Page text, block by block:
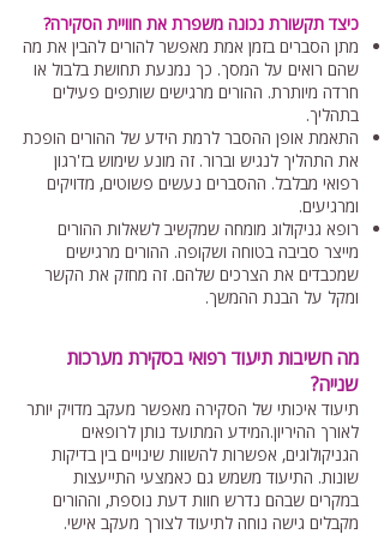
כיצד תקשורת נכונה משפרת את חוויית הסקירה?
מתן הסברים בזמן אמת מאפשר להורים להבין את מה
שהם רואים על המסך. כך נמנעת תחושת בלבול או
חרדה מיותרת. ההורים מרגישים שותפים פעילים
בתהליך.
התאמת אופן ההסבר לרמת הידע של ההורים הופכת
את התהליך לנגיש וברור. זה מונע שימוש בז'רגון
רפואי מבלבל. ההסברים נעשים פשוטים, מדויקים
ומרגיעים.
רופא גניקולוג מומחה שמקשיב לשאלות ההורים
מייצר סביבה בטוחה ושקופה. ההורים מרגישים
שמכבדים את הצרכים שלהם. זה מחזק את הקשר
ומקל על הבנת ההמשך.
מה חשיבות תיעוד רפואי בסקירת מערכות
שנייה?
תיעוד איכותי של הסקירה מאפשר מעקב מדויק יותר
לאורך ההיריון.המידע המתועד נותן לרופאים
הגניקולוגים, אפשרות להשוות שינויים בין בדיקות
שונות. התיעוד משמש גם כאמצעי התייעצות
במקרים שבהם נדרש חוות דעת נוספת, וההורים
מקבלים גישה נוחה לתיעוד לצורך מעקב אישי.